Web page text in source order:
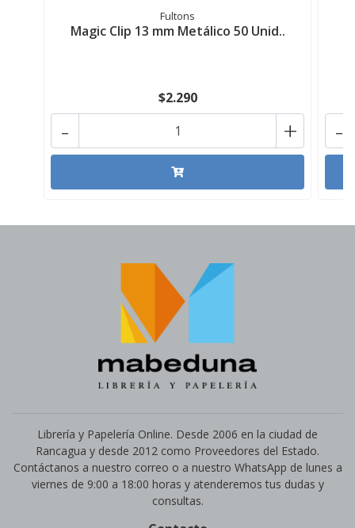
Fultons
Magic Clip 13 mm Metálico 50 Unid..
$2.290
+
- -
Librería y Papelería Online. Desde 2006 en la ciudad de
Rancagua y desde 2012 como Proveedores del Estado.
Contáctanos a nuestro correo o a nuestro WhatsApp de lunes a
viernes de 9:00 a 18:00 horas y atenderemos tus dudas y
consultas.